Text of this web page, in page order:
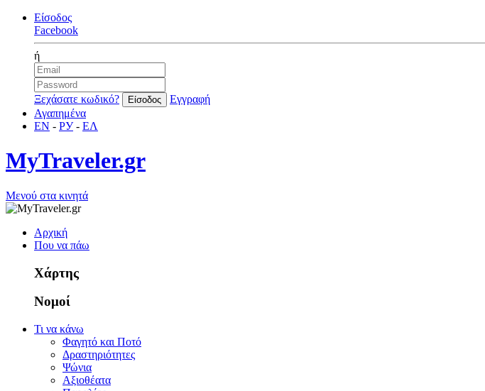
Είσοδος
Facebook
ή
Ξεχάσατε κωδικό?
Εγγραφή
Αγαπημένα
EN - РУ- ΕΛ
MyTraveler.gr
Μενού στα κινητά
Αρχική
Που να πάω
Χάρτης
Νομοί
Τι να κάνω
Φαγητό και Ποτό
Δραστηριότητες
Ψώνια
Αξιοθέατα